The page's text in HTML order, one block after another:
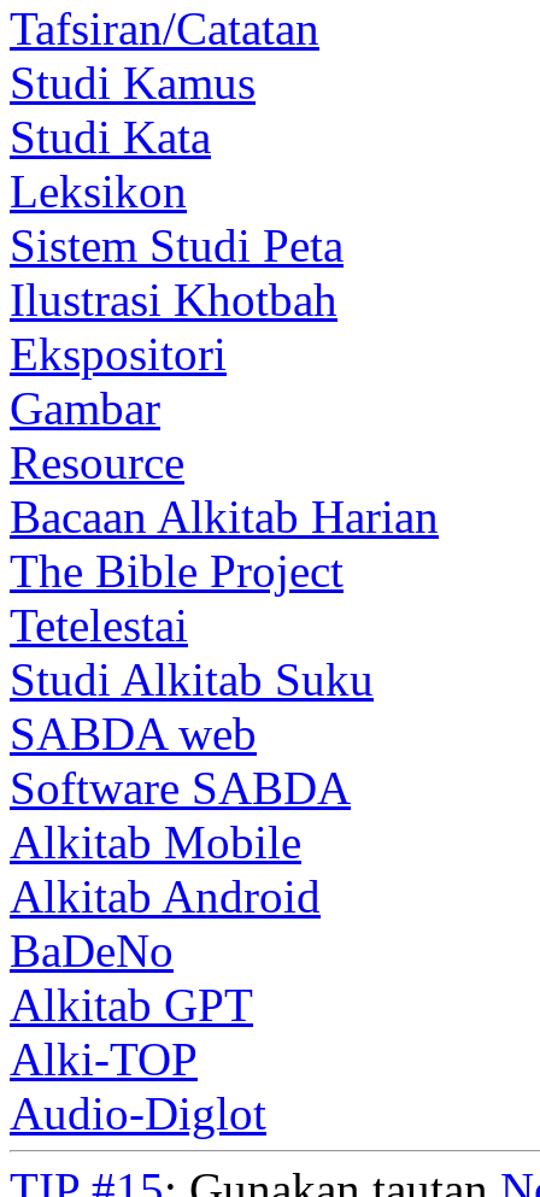
Tafsiran/Catatan
Studi Kamus
Studi Kata
Leksikon
Sistem Studi Peta
Ilustrasi Khotbah
Ekspositori
Gambar
Resource
Bacaan Alkitab Harian
The Bible Project
Tetelestai
Studi Alkitab Suku
SABDA web
Software SABDA
Alkitab Mobile
Alkitab Android
BaDeNo
Alkitab GPT
Alki-TOP
Audio-Diglot